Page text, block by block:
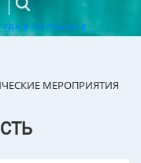
в Мурманске
МЕРОПРИЯТИЯ